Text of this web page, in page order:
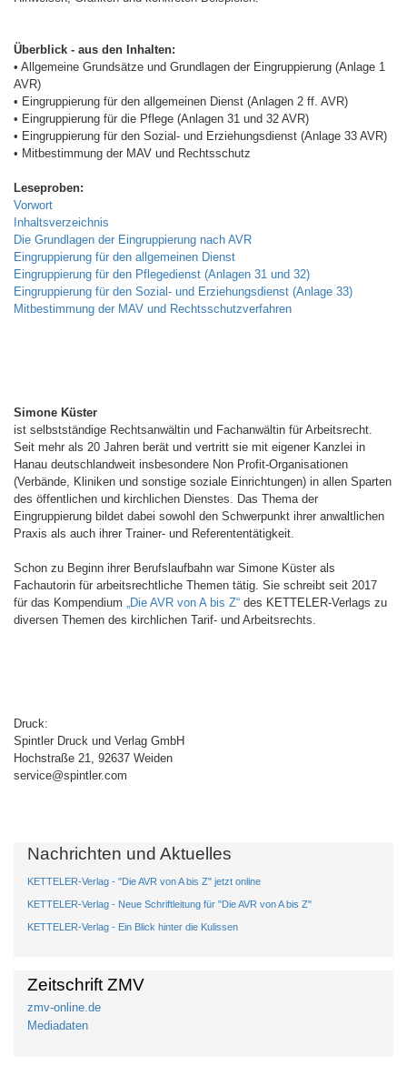
Überblick - aus den Inhalten:
• Allgemeine Grundsätze und Grundlagen der Eingruppierung (Anlage 1
AVR)
• Eingruppierung für den allgemeinen Dienst (Anlagen 2 ff. AVR)
• Eingruppierung für die Pflege (Anlagen 31 und 32 AVR)
• Eingruppierung für den Sozial- und Erziehungsdienst (Anlage 33 AVR)
• Mitbestimmung der MAV und Rechtsschutz
Leseproben:
Vorwort
Inhaltsverzeichnis
Die Grundlagen der Eingruppierung nach AVR
Eingruppierung für den allgemeinen Dienst
Eingruppierung für den Pflegedienst (Anlagen 31 und 32)
Eingruppierung für den Sozial- und Erziehungsdienst (Anlage 33)
Mitbestimmung der MAV und Rechtsschutzverfahren
Simone Küster
ist selbstständige Rechtsanwältin und Fachanwältin für Arbeitsrecht.
Seit mehr als 20 Jahren berät und vertritt sie mit eigener Kanzlei in
Hanau deutschlandweit insbesondere Non Profit-Organisationen
(Verbände, Kliniken und sonstige soziale Einrichtungen) in allen Sparten
des öffentlichen und kirchlichen Dienstes. Das Thema der
Eingruppierung bildet dabei sowohl den Schwerpunkt ihrer anwaltlichen
Praxis als auch ihrer Trainer- und Referententätigkeit.
Schon zu Beginn ihrer Berufslaufbahn war Simone Küster als
Fachautorin für arbeitsrechtliche Themen tätig. Sie schreibt seit 2017
für das Kompendium „Die AVR von A bis Z“ des KETTELER-Verlags zu
diversen Themen des kirchlichen Tarif- und Arbeitsrechts.
Druck:
Spintler Druck und Verlag GmbH
Hochstraße 21, 92637 Weiden
service@spintler.com
Nachrichten und Aktuelles
KETTELER-Verlag - "Die AVR von A bis Z" jetzt online
KETTELER-Verlag - Neue Schriftleitung für "Die AVR von A bis Z"
KETTELER-Verlag - Ein Blick hinter die Kulissen
Zeitschrift ZMV
zmv-online.de
Mediadaten